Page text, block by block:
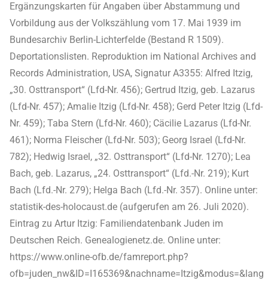
Ergänzungskarten für Angaben über Abstammung und
Vorbildung aus der Volkszählung vom 17. Mai 1939 im
Bundesarchiv Berlin-Lichterfelde (Bestand R 1509).
Deportationslisten. Reproduktion im National Archives and
Records Administration, USA, Signatur A3355: Alfred Itzig,
„30. Osttransport“ (Lfd-Nr. 456); Gertrud Itzig, geb. Lazarus
(Lfd-Nr. 457); Amalie Itzig (Lfd-Nr. 458); Gerd Peter Itzig (Lfd-
Nr. 459); Taba Stern (Lfd-Nr. 460); Cäcilie Lazarus (Lfd-Nr.
461); Norma Fleischer (Lfd-Nr. 503); Georg Israel (Lfd-Nr.
782); Hedwig Israel, „32. Osttransport“ (Lfd-Nr. 1270); Lea
Bach, geb. Lazarus, „24. Osttransport“ (Lfd.-Nr. 219); Kurt
Bach (Lfd.-Nr. 279); Helga Bach (Lfd.-Nr. 357). Online unter:
statistik-des-holocaust.de (aufgerufen am 26. Juli 2020).
Eintrag zu Artur Itzig: Familiendatenbank Juden im
Deutschen Reich. Genealogienetz.de. Online unter:
https://www.online-ofb.de/famreport.php?
ofb=juden_nw&ID=I165369&nachname=Itzig&modus=&lang